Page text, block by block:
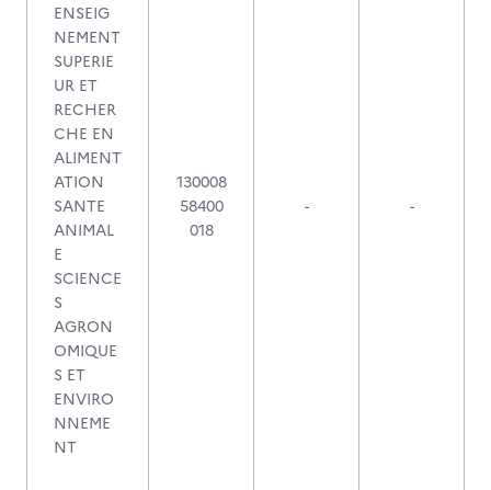
ENSEIG
NEMENT
SUPERIE
UR ET
RECHER
CHE EN
ALIMENT
ATION
SANTE
ANIMAL
E
SCIENCE
S
AGRON
OMIQUE
S ET
ENVIRO
NNEME
NT
130008
58400
018
- -